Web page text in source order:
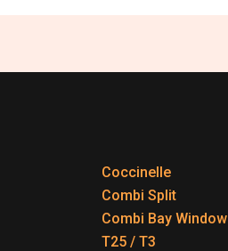
Coccinelle
Combi Split
Combi Bay Window
T25 / T3